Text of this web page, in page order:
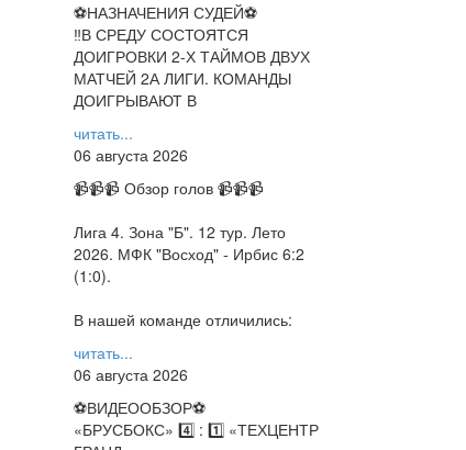
⚽НАЗНАЧЕНИЯ СУДЕЙ⚽
‼В СРЕДУ СОСТОЯТСЯ
ДОИГРОВКИ 2-Х ТАЙМОВ ДВУХ
МАТЧЕЙ 2А ЛИГИ. КОМАНДЫ
ДОИГРЫВАЮТ В
читать...
06 августа 2026
📹📹📹 Обзор голов 📹📹📹
Лига 4. Зона "Б". 12 тур. Лето
2026. МФК "Восход" - Ирбис 6:2
(1:0).
В нашей команде отличились:
читать...
06 августа 2026
⚽️ВИДЕООБЗОР⚽️
«БРУСБОКС» 4️⃣ : 1️⃣ «ТЕХЦЕНТР